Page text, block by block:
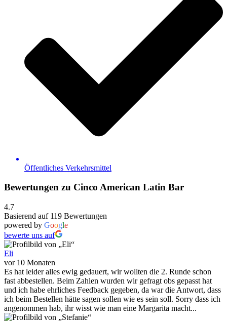
Öffentliches Verkehrsmittel
Bewertungen zu Cinco American Latin Bar
4.7
Basierend auf 119 Bewertungen
powered by Google
bewerte uns auf
Eli
vor 10 Monaten
Es hat leider alles ewig gedauert, wir wollten die 2. Runde schon
fast abbestellen. Beim Zahlen wurden wir gefragt obs gepasst hat
und ich habe ehrliches Feedback gegeben, da war die Antwort, dass
ich beim Bestellen hätte sagen sollen wie es sein soll. Sorry dass ich
angenommen hab, ihr wisst wie man eine Margarita macht...